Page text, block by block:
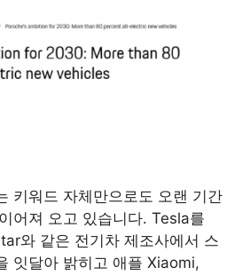
키워드 자체만으로도 오랜 기간
어져 오고 있습니다. Tesla를
와 같은 전기차 제조사에서 스
잇달아 밝히고 애플 Xiaomi,